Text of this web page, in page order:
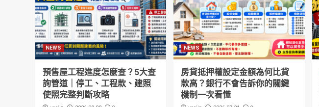
NEWS
預售屋工程進度怎麼查？5大查
詢管道｜停工、工程款、建照
使照完整判斷攻略
NEWS
房貸抵押權設定金額為何比貸
款高？銀行不會告訴你的關鍵
機制一次看懂